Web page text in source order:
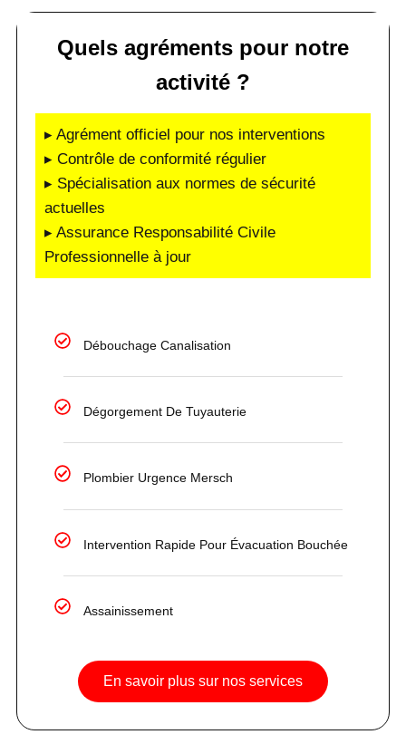
Quels agréments pour notre
activité ?
▸ Agrément officiel pour nos interventions
▸ Contrôle de conformité régulier
▸ Spécialisation aux normes de sécurité
actuelles
▸ Assurance Responsabilité Civile
Professionnelle à jour
Débouchage Canalisation
Dégorgement De Tuyauterie
Plombier Urgence Mersch
Intervention Rapide Pour Évacuation Bouchée
Assainissement
En savoir plus sur nos services